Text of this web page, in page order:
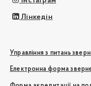
Лінкедін
Управління з питань
Електронна форма